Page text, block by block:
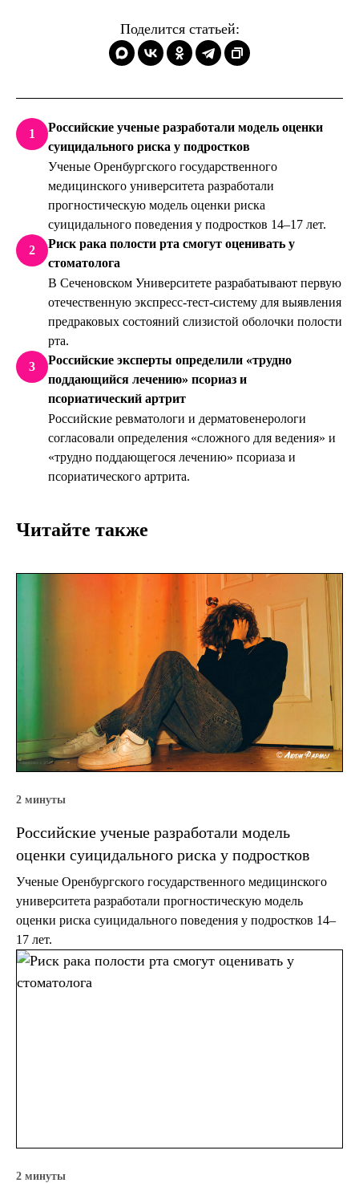
Поделится статьей:
1
Российские ученые разработали модель оценки
суицидального риска у подростков
Ученые Оренбургского государственного
медицинского университета разработали
прогностическую модель оценки риска
суицидального поведения у подростков 14–17 лет.
2
Риск рака полости рта смогут оценивать у
стоматолога
В Сеченовском Университете разрабатывают первую
отечественную экспресс-тест-систему для выявления
предраковых состояний слизистой оболочки полости
рта.
3
Российские эксперты определили «трудно
поддающийся лечению» псориаз и
псориатический артрит
Российские ревматологи и дерматовенерологи
согласовали определения «сложного для ведения» и
«трудно поддающегося лечению» псориаза и
псориатического артрита.
Читайте также
2 минуты
Российские ученые разработали модель
оценки суицидального риска у подростков
Ученые Оренбургского государственного медицинского
университета разработали прогностическую модель
оценки риска суицидального поведения у подростков 14–
17 лет.
2 минуты